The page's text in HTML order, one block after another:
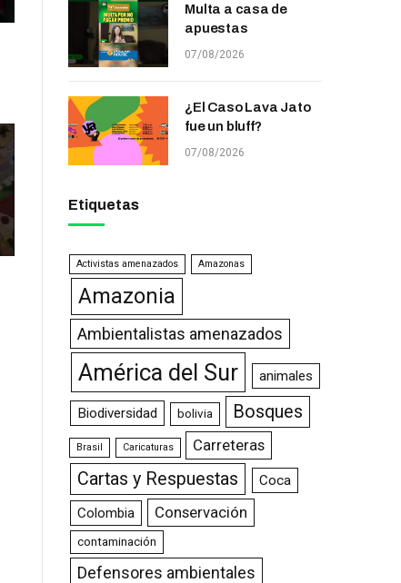
Multa a casa de
apuestas
07/08/2026
¿El Caso Lava Jato
fue un bluff?
07/08/2026
Etiquetas
Activistas amenazados Amazonas
Amazonia
Ambientalistas amenazados
América del Sur animales
Biodiversidad bolivia Bosques
Brasil Caricaturas Carreteras
Cartas y Respuestas
Coca
Colombia
Conservación
contaminación
Defensores ambientales